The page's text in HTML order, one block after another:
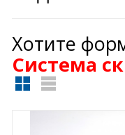
Хотите
Cистема